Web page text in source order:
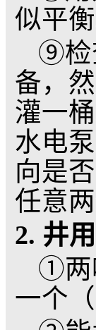
⑦
去
20毫
对接
焊透
缘胶
再用
层，
一
缘。